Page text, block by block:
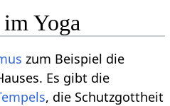
Yoga
zum Beispiel die
Es gibt die
, die Schutzgottheit